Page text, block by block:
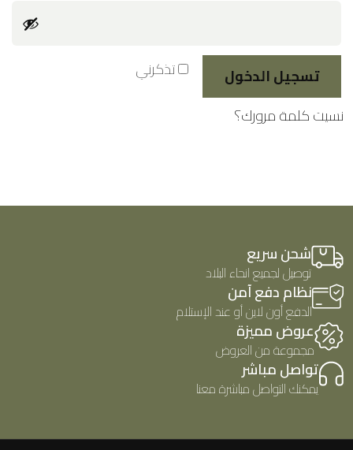
تذكرني
تسجيل الدخول
نسيت كلمة مرورك؟
شحن سريع
توصيل لجميع انحاء البلاد
نظام دفع آمن
الدفع أون لاين أو عند الإستلام
عروض مميزة
مجموعة من العروض
تواصل مباشر
يمكنك التواصل مباشرة معنا